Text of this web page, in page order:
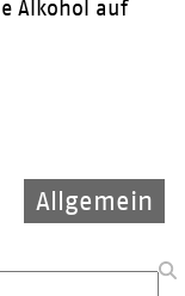
Allgemein
Kinder
Allgemein
Alkohol auf